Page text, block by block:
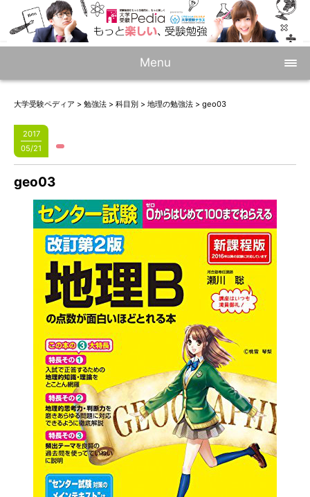
Menu
大学受験ペディア > 勉強法 > 科目別 > 地理の勉強法 > geo03
2017
05/21
geo03